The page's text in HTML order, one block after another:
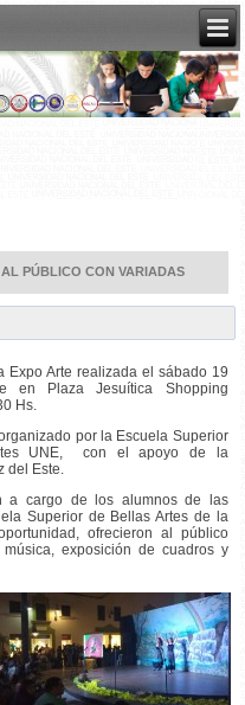
PÚBLICO CON VARIADAS
Expo Arte realizada el sábado 19
en Plaza Jesuítica Shopping
Hs.
por la Escuela Superior
UNE, con el apoyo de la
del Este.
a cargo de los alumnos de las
Superior de Bellas Artes de la
ofrecieron al público
exposición de cuadros y